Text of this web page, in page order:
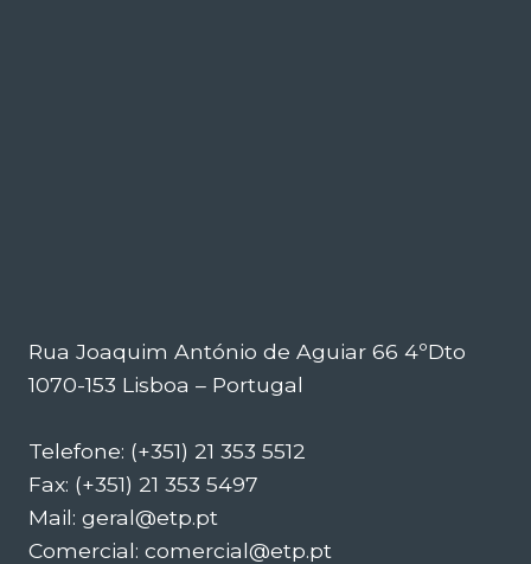
Rua Joaquim António de Aguiar 66 4ºDto
1070-153 Lisboa – Portugal
Telefone: (+351) 21 353 5512
Fax: (+351) 21 353 5497
Mail: geral@etp.pt
Comercial: comercial@etp.pt